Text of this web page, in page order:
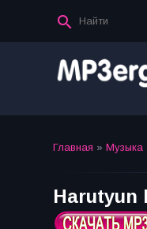
Главная » Музыка
Harutyun